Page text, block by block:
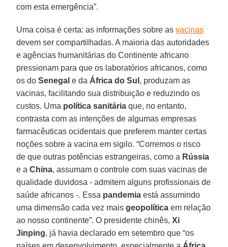
com esta emergência”.
Uma coisa é certa: as informações sobre asvacinas
devem ser compartilhadas. A maioria das autoridades
e agências humanitárias do Continente africano
pressionam para que os laboratórios africanos, como
os doSenegal e da África do Sul , produzam as
vacinas, facilitando sua distribuição e reduzindo os
custos. Uma política sanitária que, no entanto,
contrasta com as intenções de algumas empresas
farmacêuticas ocidentais que preferem manter certas
noções sobre a vacina em sigilo. “Corremos o risco
de que outras potências estrangeiras, como a Rússia
e aChina, assumam o controle com suas vacinas de
qualidade duvidosa - admitem alguns profissionais de
saúde africanos -. Essa pandemia está assumindo
uma dimensão cada vez maisgeopolítica em relação
ao nosso continente”. O presidente chinês,Xi
Jinping, já havia declarado em setembro que “os